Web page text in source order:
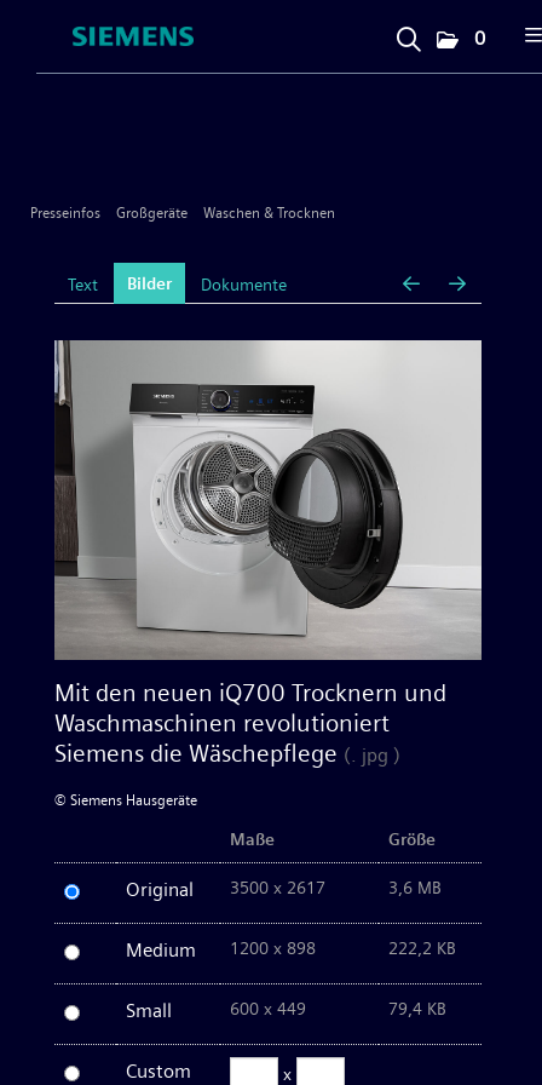
0
Großgeräte
Geschirrspülen
Kochen & Backen
Kühlen & Gefrieren
Waschen & Trocknen
Kleingeräte
Bilder zum Download
Presseinfos Großgeräte Waschen & Trocknen
Text Bilder Dokumente
Mit den neuen iQ700 Trocknern und
Waschmaschinen revolutioniert
Siemens die Wäschepflege (. jpg )
© Siemens Hausgeräte
Maße Größe
Original 3500 x 2617 3,6 MB
Medium 1200 x 898 222,2 KB
Small 600 x 449 79,4 KB
Custom x